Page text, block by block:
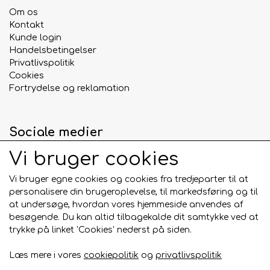
Om os
Kontakt
Kunde login
Handelsbetingelser
Privatlivspolitik
Cookies
Fortrydelse og reklamation
Sociale medier
Betalingskort
Vi bruger cookies
Vi bruger egne cookies og cookies fra tredjeparter til at
personalisere din brugeroplevelse, til markedsføring og til
at undersøge, hvordan vores hjemmeside anvendes af
besøgende. Du kan altid tilbagekalde dit samtykke ved at
trykke på linket 'Cookies' nederst på siden.
Læs mere i vores cookiepolitik og privatlivspolitik